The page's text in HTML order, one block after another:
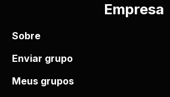
Empresa
Sobre
Enviar grupo
Meus grupos